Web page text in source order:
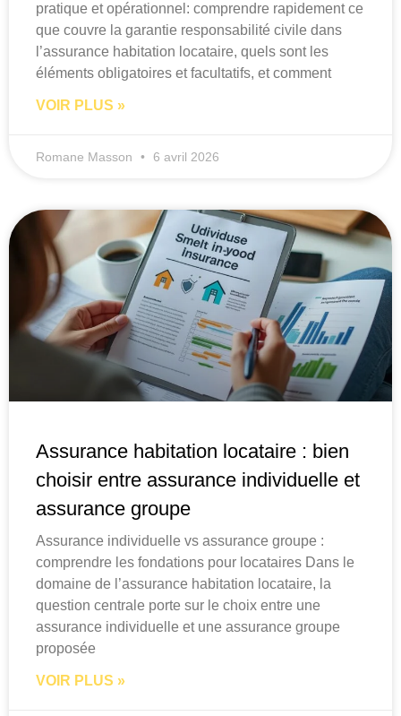
pratique et opérationnel: comprendre rapidement ce
que couvre la garantie responsabilité civile dans
l’assurance habitation locataire, quels sont les
éléments obligatoires et facultatifs, et comment
VOIR PLUS »
Romane Masson 6 avril 2026
Assurance habitation locataire : bien
choisir entre assurance individuelle et
assurance groupe
Assurance individuelle vs assurance groupe :
comprendre les fondations pour locataires Dans le
domaine de l’assurance habitation locataire, la
question centrale porte sur le choix entre une
assurance individuelle et une assurance groupe
proposée
VOIR PLUS »